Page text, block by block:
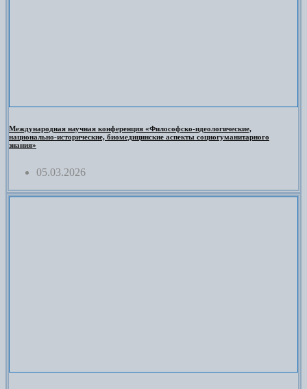
Международная научная конференция «Философско-идеологические,
национально-исторические, биомедицинские аспекты социогуманитарного
знания»
05.03.2026